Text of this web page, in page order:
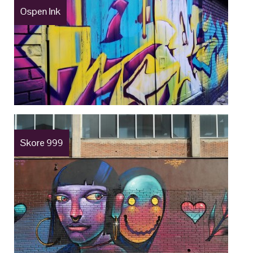
Ospen Ink
Skore 999